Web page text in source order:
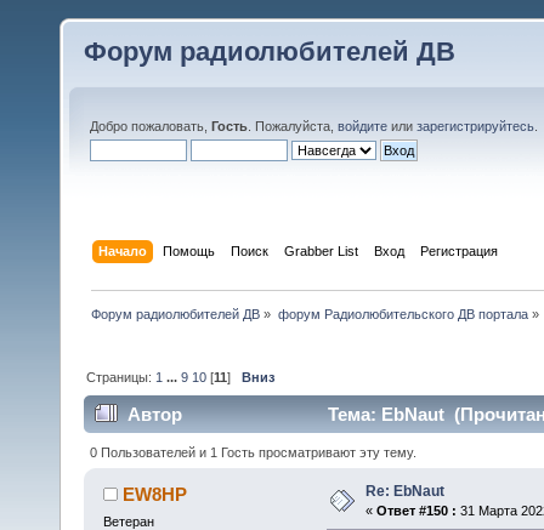
Форум радиолюбителей ДВ
Добро пожаловать, Гость . Пожалуйста, войдите или зарегистрируйтесь
Начало Помощь Поиск Grabber List Вход Регистрация
Форум радиолюбителей ДВ » форум Радиолюбительского ДВ портала»
Страницы: 1 ...9 10 [11]Вниз
Автор Тема: EbNaut
0 Пользователей и 1 Гость просматривают эту тему.
EW8HP
Ветеран
Re: EbNaut
« Ответ #150 : 31 Марта